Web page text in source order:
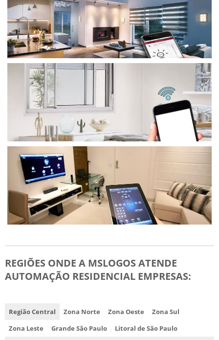
REGIÕES ONDE A MSLOGOS ATENDE
AUTOMAÇÃO RESIDENCIAL EMPRESAS:
Região Central Zona Norte Zona Oeste
Zona Sul
Zona Leste
Grande São Paulo Litoral de São Paulo